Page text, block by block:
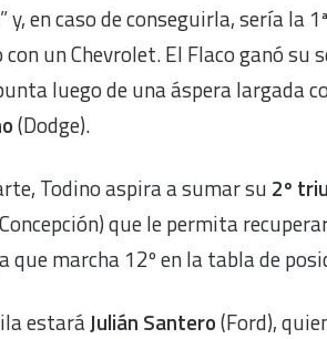
y, en caso de conseguirla, sería la
un Chevrolet. El Flaco ganó su
luego de una áspera largada
(Dodge).
Todino aspira a sumar su 2º
que le permita
que marcha 12º en la tabla de
estaráJulián Santero(Ford),